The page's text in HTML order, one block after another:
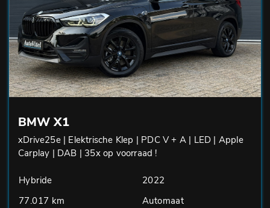
BMW X1
xDrive25e | Elektrische Klep | PDC V + A | LED | Apple
Carplay | DAB | 35x op voorraad !
Hybride
2022
77.017 km
Automaat